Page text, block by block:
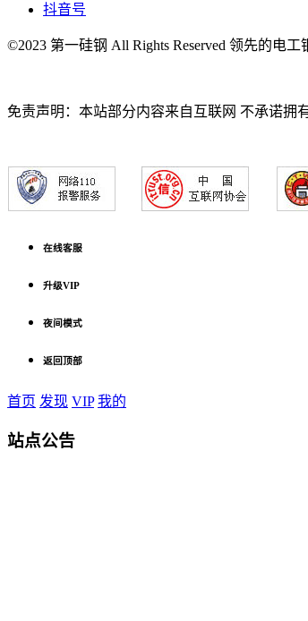
抖音号
©2023 第一硅钢 All Rights Reserved 领先的电
免责声明：本站部分内容来自互联网 不承诺拥
在线客服
升级VIP
夜间模式
返回顶部
首页 发现 VIP 我的
站点公告